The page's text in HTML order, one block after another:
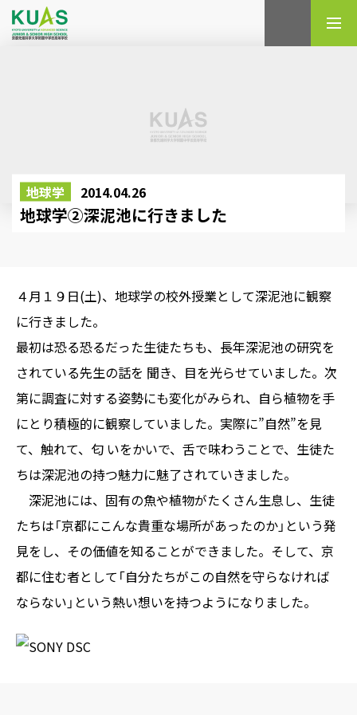
地球学 2014.04.26
地球学②深泥池に行きました
４月１９日(土)、地球学の校外授業として深泥池に観察
に行きました。
最初は恐る恐るだった生徒たちも、長年深泥池の研究を
されている先生の話を 聞き、目を光らせていました。次
第に調査に対する姿勢にも変化がみられ、自ら植物を手
にとり積極的に観察していました。実際に”自然”を見
て、触れて、匂 いをかいで、舌で味わうことで、生徒た
ちは深泥池の持つ魅力に魅了されていきました。
深泥池には、固有の魚や植物がたくさん生息し、生徒
たちは「京都にこんな貴重な場所があったのか」という発
見をし、その価値を知ることができました。そして、京
都に住む者として「自分たちがこの自然を守らなければ
ならない」という熱い想いを持つようになりました。